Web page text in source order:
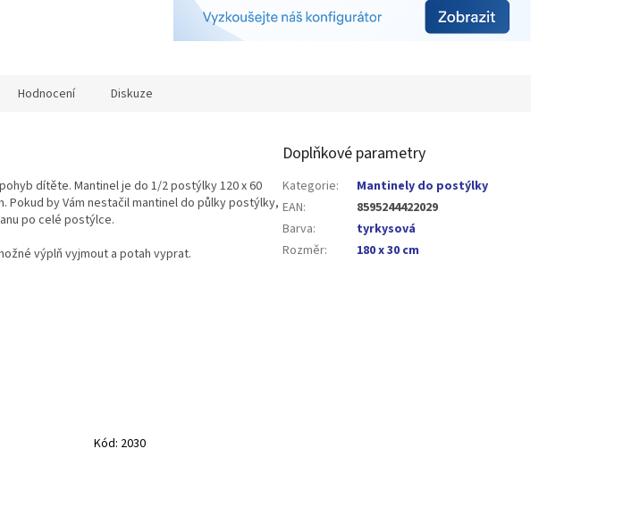
Kód: 2030
Hodnocení Diskuze
dítěte. Mantinel je do 1/2 postýlky 120 x 60
Pokud by Vám nestačil mantinel do půlky postýlky,
po celé postýlce.
výplň vyjmout a potah vyprat.
Doplňkové parametry
Kategorie:
Mantinely do postýlky
EAN:
8595244422029
Barva:
tyrkysová
Rozměr: 180 x 30 cm